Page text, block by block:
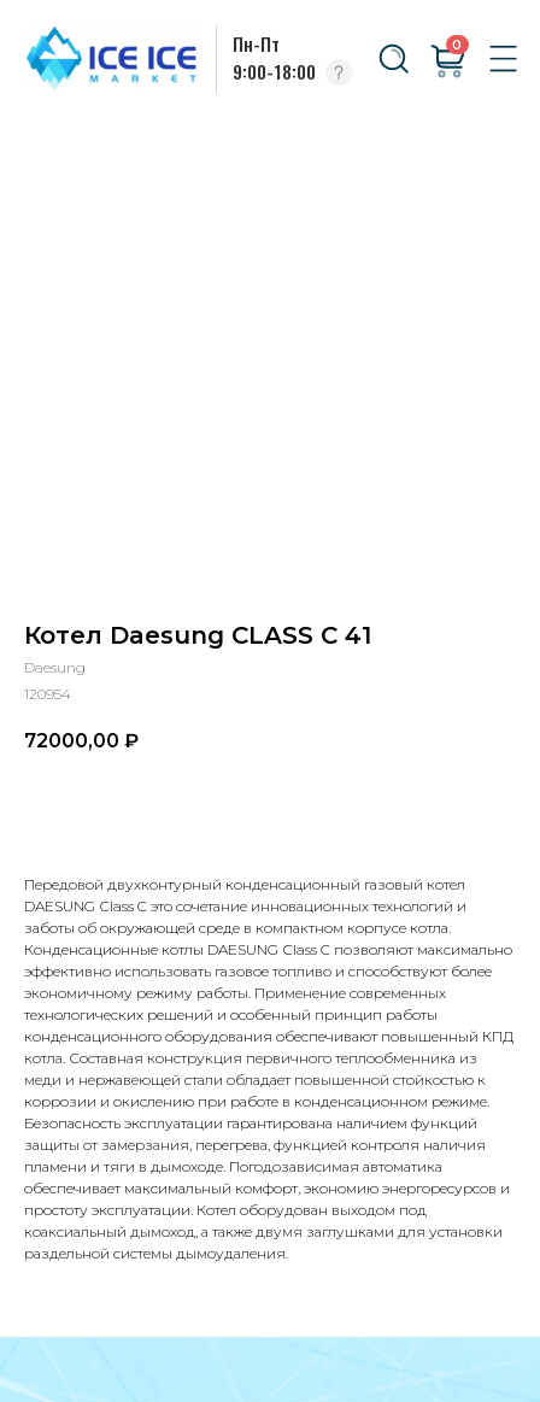
9:00-18:00
Котел Daesung CLASS С 41
Daesung
120954
72000,00 ₽
Передовой двухконтурный конденсационный газовый котел
DAESUNG Сlass C это сочетание инновационных технологий и
заботы об окружающей среде в компактном корпусе котла.
Конденсационные котлы DAESUNG Сlass C позволяют максимально
эффективно использовать газовое топливо и способствуют более
экономичному режиму работы. Применение современных
технологических решений и особенный принцип работы
конденсационного оборудования обеспечивают повышенный КПД
котла. Составная конструкция первичного теплообменника из
меди и нержавеющей стали обладает повышенной стойкостью к
коррозии и окислению при работе в конденсационном режиме.
Безопасность эксплуатации гарантирована наличием функций
защиты от замерзания, перегрева, функцией контроля наличия
пламени и тяги в дымоходе. Погодозависимая автоматика
обеспечивает максимальный комфорт, экономию энергоресурсов и
простоту эксплуатации. Котел оборудован выходом под
коаксиальный дымоход, а также двумя заглушками для установки
раздельной системы дымоудаления.
Адрес
Г.Москва Волоколамское шоссе,
71/22к2
Пн-вс с 9:00 до 18:00
КОНТАКТЫ